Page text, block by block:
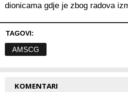
dionicama gdje je zbog radova
TAGOVI:
AMSCG
KOMENTARI